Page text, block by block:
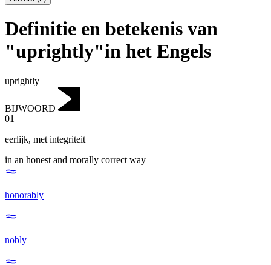
Definitie en betekenis van
"uprightly"in het Engels
uprightly
BIJWOORD
01
eerlijk, met integriteit
in an honest and morally correct way
honorably
nobly